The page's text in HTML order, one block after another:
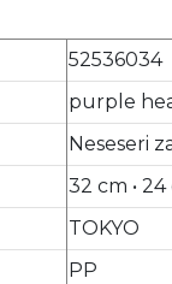
52536034
purple
Neseseri
32 cm • 24
TOKYO
PP